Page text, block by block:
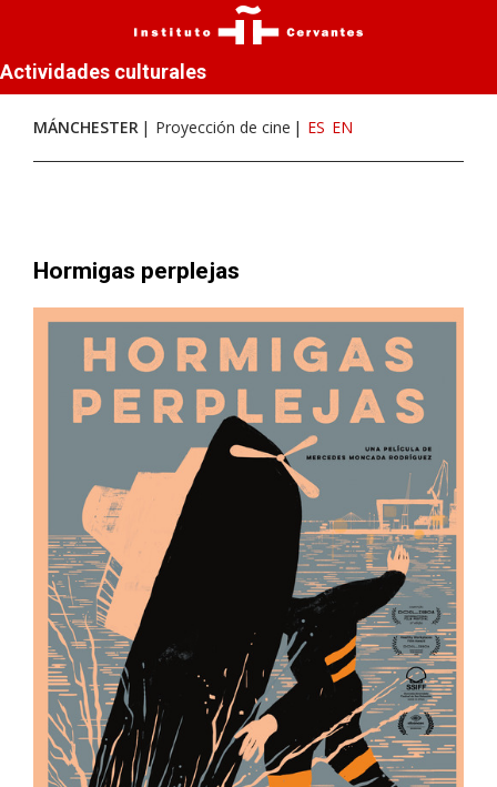
Actividades culturales
MÁNCHESTER Proyección de cine ES EN
Hormigas perplejas